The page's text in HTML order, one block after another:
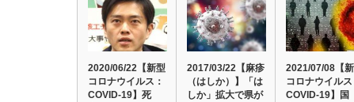
2020/06/22【新型
コロナウイルス：
COVID-19】死
2017/03/22【麻疹
（はしか）】「は
しか」拡大で県が
2021/07/08【
コロナウイルス
COVID-19】国